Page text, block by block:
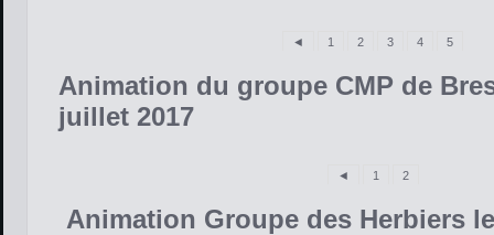
◄ 1 2 3 4 5
Animation du groupe CMP de
juillet 2017
◄ 1 2
Animation Groupe des Herbiers